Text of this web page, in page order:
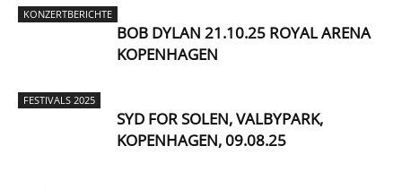
KONZERTBERICHTE
BOB DYLAN 21.10.25 ROYAL ARENA
KOPENHAGEN
FESTIVALS 2025
SYD FOR SOLEN, VALBYPARK,
KOPENHAGEN, 09.08.25